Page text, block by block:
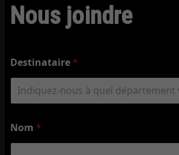
Nous joindre
Destinataire *
Nom *